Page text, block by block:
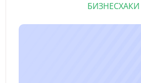
и упростили
процессы
БИЗНЕСХАКИ